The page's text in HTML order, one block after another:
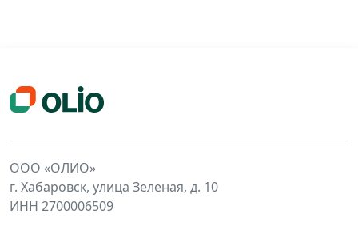
ООО «ОЛИО»
г. Хабаровск, улица Зеленая, д. 10
ИНН 2700006509